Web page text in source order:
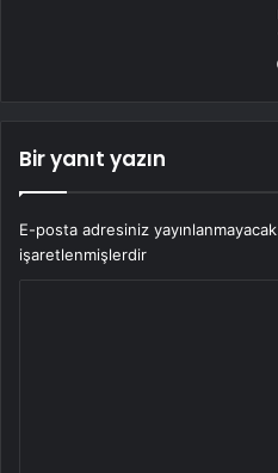
Bir yanıt yazın
E-posta adresiniz
işaretlenmişlerdir